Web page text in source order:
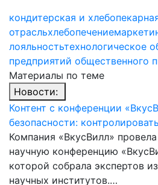
кондитерская и
отрасльхлебопечение
лояльностьтехнологическое
предприятий общественного
Материалы по теме
Новости:
Контент с конференции
безопасности:
Компания «ВкусВилл»
научную конференцию
которой собрала экспертов
научных институтов.…